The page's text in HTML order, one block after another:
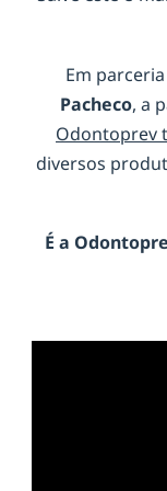
Em
Pacheco, a
Odontoprev
diversos
É a